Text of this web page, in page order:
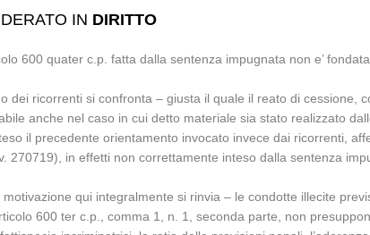
IN DIRITTO
600 quater c.p. fatta dalla sentenza impugnata non e’
ricorrenti si confronta – giusta il quale il reato di cessione,
anche nel caso in cui detto materiale sia stato realizzato
il precedente orientamento invocato invece dai ricorrenti,
in effetti non correttamente inteso dalla sentenza
qui integralmente si rinvia – le condotte illecite
600 ter c.p., comma 1, n. 1, seconda parte, non